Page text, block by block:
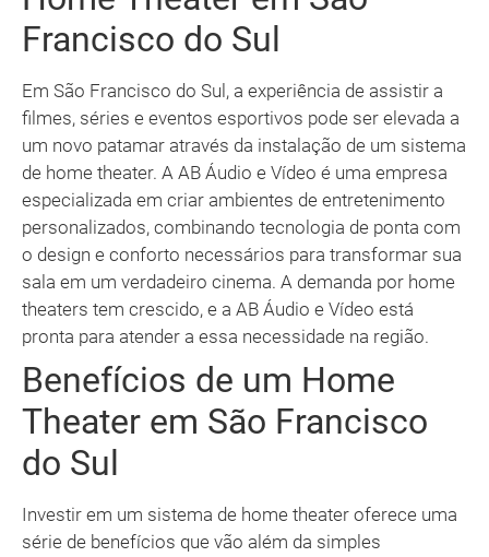
Francisco do Sul
Em São Francisco do Sul, a experiência de assistir a
filmes, séries e eventos esportivos pode ser elevada a
um novo patamar através da instalação de um sistema
de home theater. A AB Áudio e Vídeo é uma empresa
especializada em criar ambientes de entretenimento
personalizados, combinando tecnologia de ponta com
o design e conforto necessários para transformar sua
sala em um verdadeiro cinema. A demanda por home
theaters tem crescido, e a AB Áudio e Vídeo está
pronta para atender a essa necessidade na região.
Benefícios de um Home
Theater em São Francisco
do Sul
Investir em um sistema de home theater oferece uma
série de benefícios que vão além da simples